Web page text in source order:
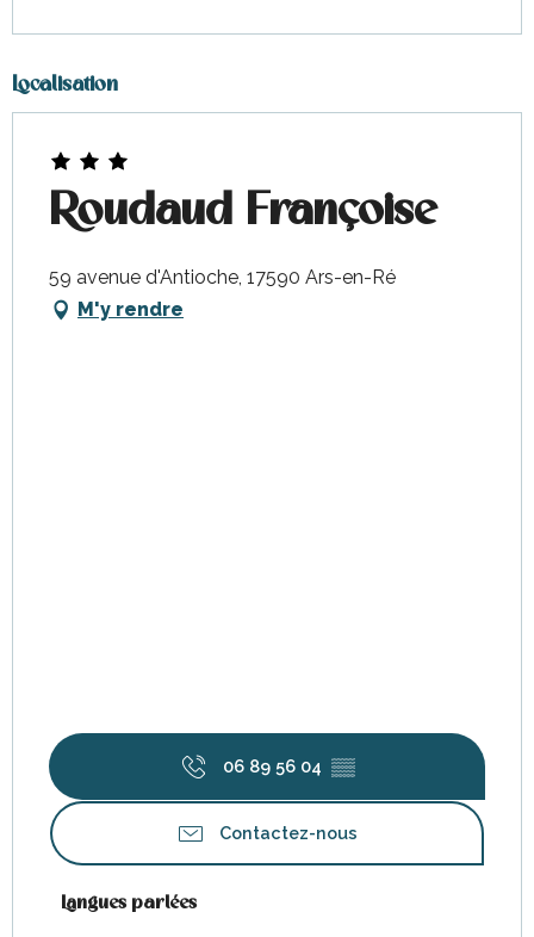
Localisation
Roudaud Françoise
59 avenue d'Antioche, 17590 Ars-en-Ré
M'y rendre
06 89 56 04 ▒▒
Contactez-nous
Langues parlées
Langues parlées